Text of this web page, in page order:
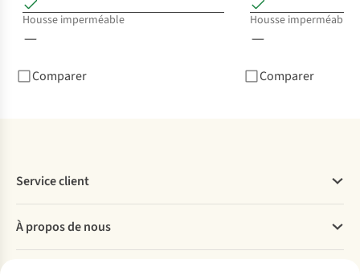
Housse imperméable
Comparer
Housse imperméable
Comparer
Service client
Commander
Payer
À propos de nous